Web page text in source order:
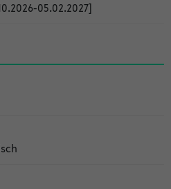
05.02.2027]